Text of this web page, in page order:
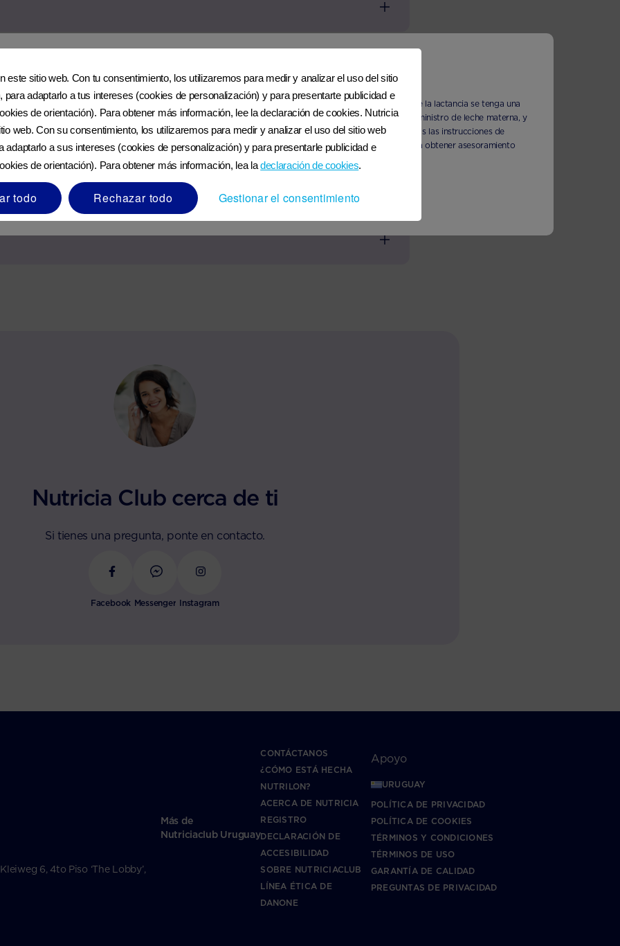
Nutricia Club cerca de ti
Si tienes una pregunta, ponte en contacto.
Facebook Messenger Instagram
6, 4to Piso ‘The Lobby’,
Más de
Nutriciaclub Uruguay
CONTÁCTANOS
¿CÓMO ESTÁ HECHA
NUTRILON?
ACERCA DE NUTRICIA
REGISTRO
DECLARACIÓN DE
ACCESIBILIDAD
SOBRE NUTRICIACLUB
LÍNEA ÉTICA DE
DANONE
Apoyo
URUGUAY
POLÍTICA DE PRIVACIDAD
POLÍTICA DE COOKIES
TÉRMINOS Y CONDICIONES
TÉRMINOS DE USO
GARANTÍA DE CALIDAD
PREGUNTAS DE PRIVACIDAD
bebés y brinda muchos beneficios a los bebés y a las madres. Es importante que al prepararse y durante la lactancia se tenga una
de amamantar y alimentar al bebé con biberón en sus primeras semanas de vida puede reducir el suministro de leche materna, y
las implicaciones sociales y económicas de no amamantar. Se deben seguir cuidadosamente todas las instrucciones de
podría representar riesgos para la salud del bebé. Consulte siempre a un profesional de la salud para obtener asesoramiento
médica después de considerar todas las opciones de alimentación.
este sitio web. Con tu consentimiento, los utilizaremos para medir y analizar el uso del sitio
adaptarlo a tus intereses (cookies de personalización) y para presentarte publicidad e
de orientación). Para obtener más información, lee la declaración de cookies. Nutricia
web. Con su consentimiento, los utilizaremos para medir y analizar el uso del sitio web
adaptarlo a sus intereses (cookies de personalización) y para presentarle publicidad e
de orientación). Para obtener más información, lea ladeclaración de cookies.
todo Rechazar todo Gestionar el consentimiento